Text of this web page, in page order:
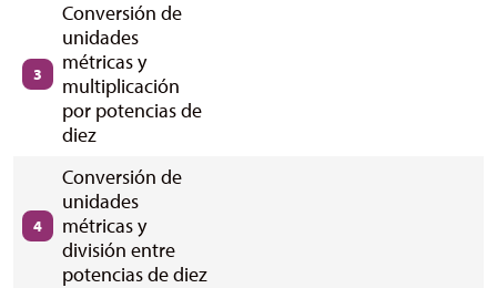
3
Conversión de
unidades
métricas y
multiplicación
por potencias de
diez
4
Conversión de
unidades
métricas y
división entre
potencias de diez